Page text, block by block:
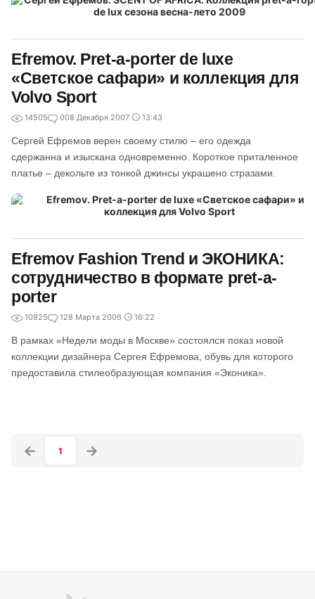
Efremov. Pret-a-porter de luxe
«Светское сафари» и коллекция для
Volvo Sport
14505 008 Декабря 2007 13:43
Сергей Ефремов верен своему стилю – его одежда
сдержанна и изыскана одновременно. Короткое приталенное
платье – декольте из тонкой джинсы украшено стразами.
Efremov Fashion Trend и ЭКОНИКА:
сотрудничество в формате pret-a-
porter
10925 128 Марта 2006 16:22
В рамках «Недели моды в Москве» состоялся показ новой
коллекции дизайнера Сергея Ефремова, обувь для которого
предоставила стилеобразующая компания «Эконика».
1